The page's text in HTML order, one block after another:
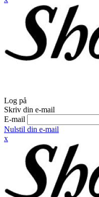
Log på
Skriv din e-mail
E-mail
Nulstil din e-mail
x